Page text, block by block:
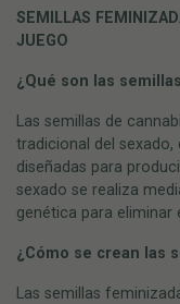
SEMILLAS
JUEGO
¿Qué son las
Las semillas de
tradicional del
diseñadas para
sexado se realiza
genética para eliminar
¿Cómo se crean las
Las semillas